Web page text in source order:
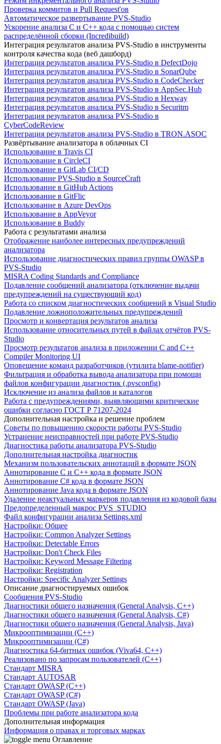
Проверка коммитов и Pull Request'ов
Автоматическое развертывание PVS-Studio
Ускорение анализа C и C++ кода с помощью систем
распределённой сборки (Incredibuild)
Интеграция результатов анализа PVS-Studio в инструменты
контроля качества кода (веб дашборд)
Интеграция результатов анализа PVS-Studio в DefectDojo
Интеграция результатов анализа PVS-Studio в SonarQube
Интеграция результатов анализа PVS-Studio в CodeChecker
Интеграция результатов анализа PVS-Studio в AppSec.Hub
Интеграция результатов анализа PVS-Studio в Hexway
Интеграция результатов анализа PVS-Studio в Securitm
Интеграция результатов анализа PVS-Studio в
CyberCodeReview
Интеграция результатов анализа PVS-Studio в TRON.ASOC
Развёртывание анализатора в облачных CI
Использование в Travis CI
Использование в CircleCI
Использование в GitLab CI/CD
Использование PVS-Studio в SourceCraft
Использование в GitHub Actions
Использование в GitFlic
Использование в Azure DevOps
Использование в AppVeyor
Использование в Buddy
Работа с результатами анализа
Отображение наиболее интересных предупреждений
анализатора
Использование диагностических правил группы OWASP в
PVS-Studio
MISRA Coding Standards and Compliance
Подавление сообщений анализатора (отключение выдачи
предупреждений на существующий код)
Работа со списком диагностических сообщений в Visual Studio
Подавление ложноположительных предупреждений
Просмотр и конвертация результатов анализа
Использование относительных путей в файлах отчётов PVS-
Studio
Просмотр результатов анализа в приложении C and C++
Compiler Monitoring UI
Оповещение команд разработчиков (утилита blame-notifier)
Фильтрация и обработка вывода анализатора при помощи
файлов конфигурации диагностик (.pvsconfig)
Исключение из анализа файлов и каталогов
Работа с предупреждениями, выявляющими критические
ошибки согласно ГОСТ Р 71207-2024
Дополнительная настройка и решение проблем
Советы по повышению скорости работы PVS-Studio
Устранение неисправностей при работе PVS-Studio
Диагностика работы анализатора PVS-Studio
Дополнительная настройка диагностик
Механизм пользовательских аннотаций в формате JSON
Аннотирование C и C++ кода в формате JSON
Аннотирование C# кода в формате JSON
Аннотирование Java кода в формате JSON
Удаление неактуальных маркеров подавления из кодовой базы
Предопределенный макрос PVS_STUDIO
Файл конфигурации анализа Settings.xml
Настройки: Общее
Настройки: Common Analyzer Settings
Настройки: Detectable Errors
Настройки: Don't Check Files
Настройки: Keyword Message Filtering
Настройки: Registration
Настройки: Specific Analyzer Settings
Описание диагностируемых ошибок
Сообщения PVS-Studio
Диагностики общего назначения (General Analysis, C++)
Диагностики общего назначения (General Analysis, C#)
Диагностики общего назначения (General Analysis, Java)
Микрооптимизации (C++)
Микрооптимизации (C#)
Диагностика 64-битных ошибок (Viva64, C++)
Реализовано по запросам пользователей (C++)
Cтандарт MISRA
Стандарт AUTOSAR
Стандарт OWASP (C++)
Стандарт OWASP (C#)
Стандарт OWASP (Java)
Проблемы при работе анализатора кода
Дополнительная информация
Информация о правах и торговых марках
Оглавление